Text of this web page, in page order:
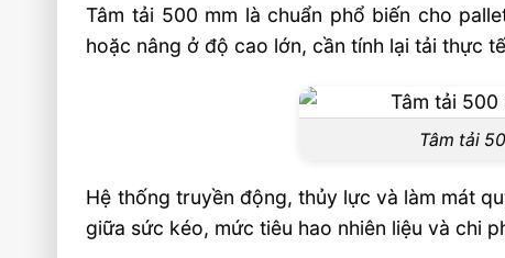
Tâm tải 500 mm là chuẩn phổ biến cho
hoặc nâng ở độ cao lớn, cần tính lại tải thực
Tâm tải
Hệ thống truyền động, thủy lực và làm mát
giữa sức kéo, mức tiêu hao nhiên liệu và chi